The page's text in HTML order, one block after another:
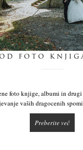
mi
dnevnik
FOTO
foto knjige, albumi in
vaših dragocenih
Preberite več